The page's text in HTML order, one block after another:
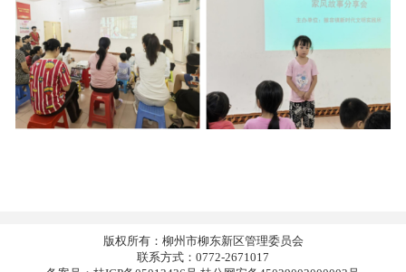
版权所有：柳州市柳东新区管理委员会
联系方式：0772-2671017